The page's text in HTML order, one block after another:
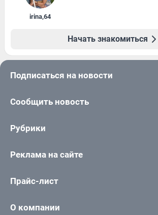
irina,64
Начать знакомиться
Подписаться на новости
Сообщить новость
Рубрики
Реклама на сайте
Прайс-лист
О компании